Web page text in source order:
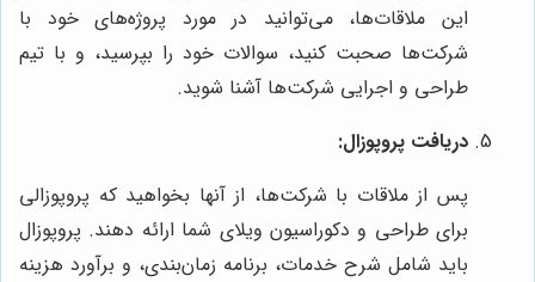
این ملاقات‌ها، می‌توانید در مورد پروژه‌های خود با
شرکت‌ها صحبت کنید، سوالات خود را بپرسید، و با تیم
طراحی و اجرایی شرکت‌ها آشنا شوید.
دریافت پروپوزال:
پس از ملاقات با شرکت‌ها، از آنها بخواهید که پروپوزالی
برای طراحی و دکوراسیون ویلای شما ارائه دهند. پروپوزال
باید شامل شرح خدمات، برنامه زمان‌بندی، و برآورد هزینه